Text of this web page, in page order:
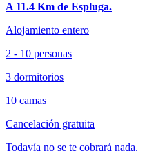
A 11.4 Km de Espluga.
Alojamiento entero
2 - 10 personas
3 dormitorios
10 camas
Cancelación gratuita
Todavía no se te cobrará nada.